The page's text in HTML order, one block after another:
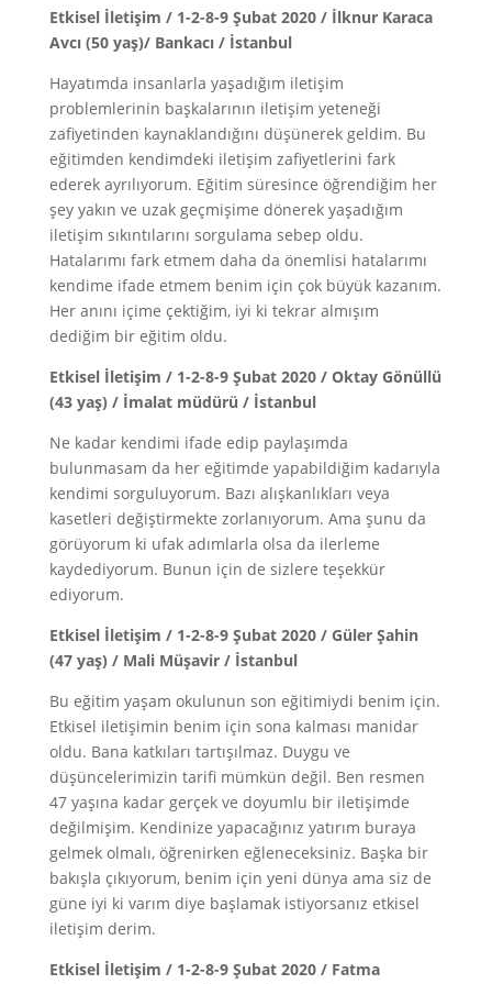
Etkisel İletişim / 1-2-8-9 Şubat 2020 / İlknur Karaca
Avcı (50 yaş)/ Bankacı / İstanbul
Hayatımda insanlarla yaşadığım iletişim
problemlerinin başkalarının iletişim yeteneği
zafiyetinden kaynaklandığını düşünerek geldim. Bu
eğitimden kendimdeki iletişim zafiyetlerini fark
ederek ayrılıyorum. Eğitim süresince öğrendiğim her
şey yakın ve uzak geçmişime dönerek yaşadığım
iletişim sıkıntılarını sorgulama sebep oldu.
Hatalarımı fark etmem daha da önemlisi hatalarımı
kendime ifade etmem benim için çok büyük kazanım.
Her anını içime çektiğim, iyi ki tekrar almışım
dediğim bir eğitim oldu.
Etkisel İletişim / 1-2-8-9 Şubat 2020 / Oktay Gönüllü
(43 yaş) / İmalat müdürü / İstanbul
Ne kadar kendimi ifade edip paylaşımda
bulunmasam da her eğitimde yapabildiğim kadarıyla
kendimi sorguluyorum. Bazı alışkanlıkları veya
kasetleri değiştirmekte zorlanıyorum. Ama şunu da
görüyorum ki ufak adımlarla olsa da ilerleme
kaydediyorum. Bunun için de sizlere teşekkür
ediyorum.
Etkisel İletişim / 1-2-8-9 Şubat 2020 / Güler Şahin
(47 yaş) / Mali Müşavir / İstanbul
Bu eğitim yaşam okulunun son eğitimiydi benim için.
Etkisel iletişimin benim için sona kalması manidar
oldu. Bana katkıları tartışılmaz. Duygu ve
düşüncelerimizin tarifi mümkün değil. Ben resmen
47 yaşına kadar gerçek ve doyumlu bir iletişimde
değilmişim. Kendinize yapacağınız yatırım buraya
gelmek olmalı, öğrenirken eğleneceksiniz. Başka bir
bakışla çıkıyorum, benim için yeni dünya ama siz de
güne iyi ki varım diye başlamak istiyorsanız etkisel
iletişim derim.
Etkisel İletişim / 1-2-8-9 Şubat 2020 / Fatma